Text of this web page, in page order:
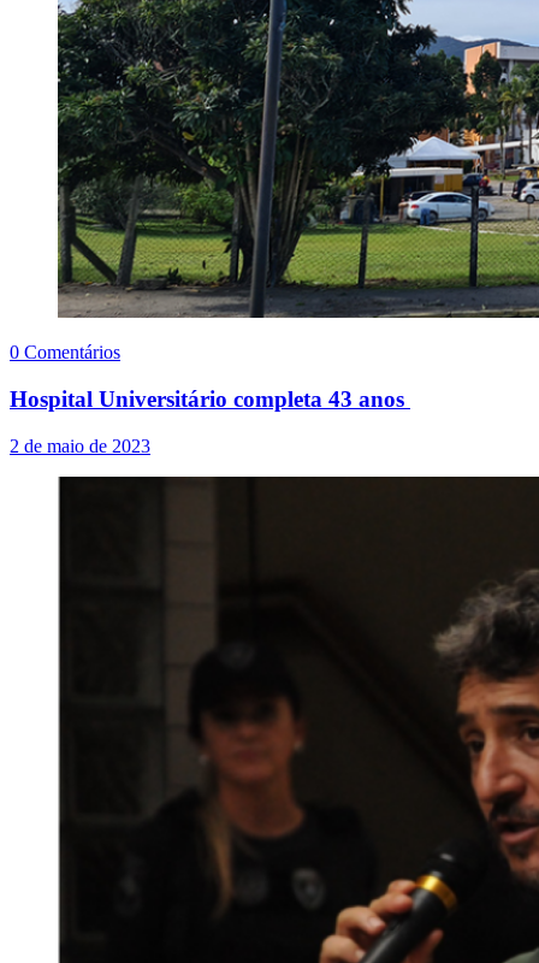
0 Comentários
Hospital Universitário completa 43 anos
2 de maio de 2023